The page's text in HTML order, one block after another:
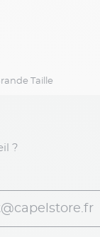
Taille
?